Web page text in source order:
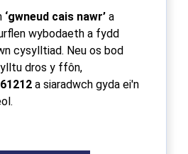
‘gwneud cais nawr’ a
wybodaeth a fydd
cysylltiad. Neu os bod
dros y ffôn,
a siaradwch gyda ei'n